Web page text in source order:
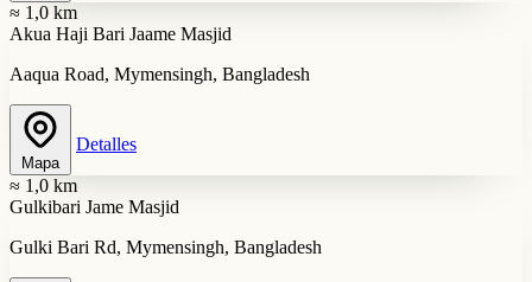
≈ 1,0 km
Akua Haji Bari Jaame Masjid
Aaqua Road, Mymensingh, Bangladesh
Mapa
Detalles
≈ 1,0 km
Gulkibari Jame Masjid
Gulki Bari Rd, Mymensingh, Bangladesh